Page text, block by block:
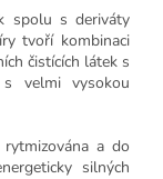
spolu s deriváty
tvoří kombinaci
čistících látek s
velmi vysokou
a do
silných